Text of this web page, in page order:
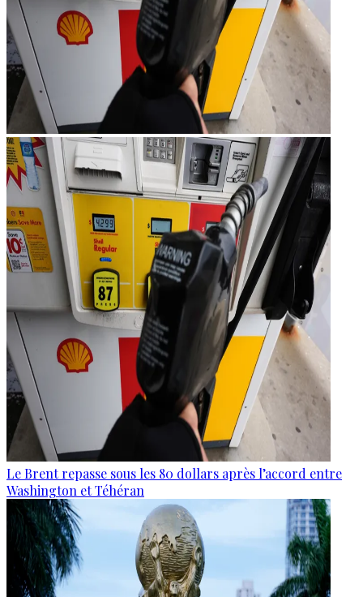
Le Brent repasse sous les 80 dollars après l’accord entre
Washington et Téhéran